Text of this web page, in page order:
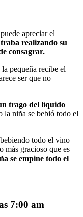
apreciar el
realizando su
consagrar.
pequeña recibe el
ser que no
trago del líquido
la niña se bebió todo el
todo el vino
más gracioso que es
se empine todo el
7:00 am